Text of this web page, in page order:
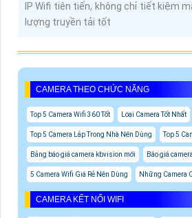
IP Wifi tiên tiến, không chỉ tiết kiệm
lượng truyền tải tốt
CAMERA THEO CHỨC NĂNG
Top 5 Camera Wifi 360 Tốt Loại Camera Tốt Nhất
Top 5 Camera Lắp Trong Nhà Nên Dùng Top 5
Bảng báo giá camera kbvision mới Báo giá
5 Camera Wifi Giá Rẻ Nên Dùng Những Camera
CAMERA KẾT NỐI WIFI